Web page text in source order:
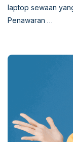
laptop sewaan
Penawaran …